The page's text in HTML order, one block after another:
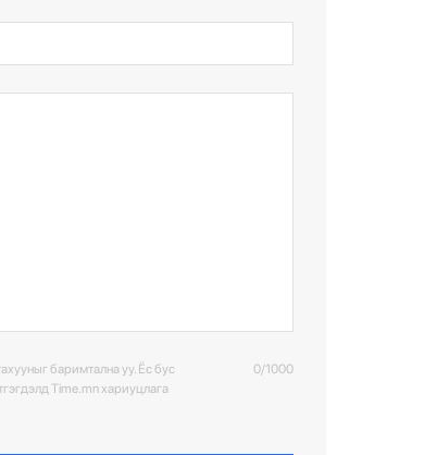
баримтална уу. Ёс бус
Time.mn хариуцлага
0/1000